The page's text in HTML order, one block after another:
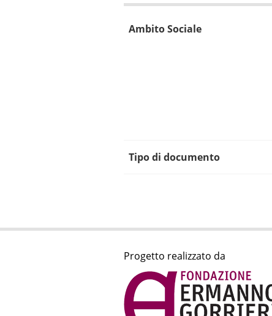
Ambito Sociale
Tipo di documento
Progetto realizzato da